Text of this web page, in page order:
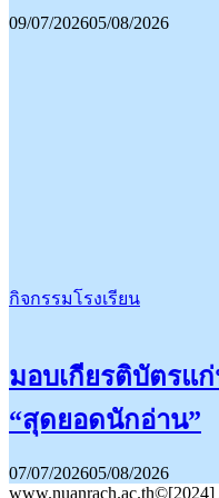
09/07/202605/08/2026
กิจกรรมโรงเรียน
มอบเกียรติบัตรแ
“สุดยอดนักอ่าน”
07/07/202605/08/2026
www.nuanrach.ac.th©[2024]